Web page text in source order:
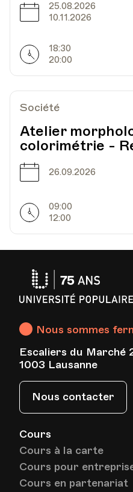
Date
25.08.2026
10.11.2026
Horarires
18:30
20:00
Société
Atelier
colorimétrie -
Date
26.09.2026
Horarires
09:00
12:00
Cours
Cours à la carte
Cours pour
Cours en partenariat
Nous sommes
Escaliers du Marché
1003 Lausanne
Nous contacter